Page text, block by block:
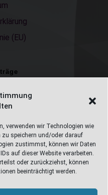
verwenden wir Technologien wie
speichern und/oder darauf
zustimmst, können wir Daten
auf dieser Website verarbeiten.
oder zurückziehst, können
beeinträchtigt werden.
(EU)
Moment
was ;-)
2026